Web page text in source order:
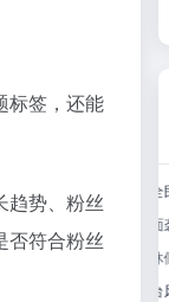
标签，还能
趋势、粉丝
否符合粉丝
班